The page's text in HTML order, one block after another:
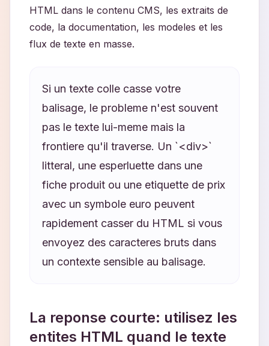
HTML dans le contenu CMS, les extraits de
code, la documentation, les modeles et les
flux de texte en masse.
Si un texte colle casse votre
balisage, le probleme n'est souvent
pas le texte lui-meme mais la
frontiere qu'il traverse. Un `<div>`
litteral, une esperluette dans une
fiche produit ou une etiquette de prix
avec un symbole euro peuvent
rapidement casser du HTML si vous
envoyez des caracteres bruts dans
un contexte sensible au balisage.
La reponse courte: utilisez les
entites HTML quand le texte